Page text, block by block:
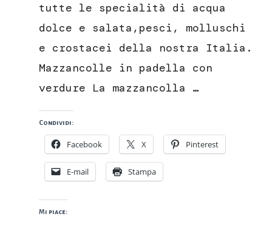
tutte le specialità di acqua
dolce e salata,pesci, molluschi
e crostacei della nostra Italia.
Mazzancolle in padella con
verdure La mazzancolla …
Condividi:
Facebook X Pinterest
E-mail Stampa
Mi piace: